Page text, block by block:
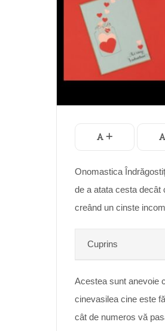
Onomastica
de a atata cesta decât
creând un cinste
Cuprins
Acestea sunt anevoie
cinevasilea cine este
cât de numeros vă